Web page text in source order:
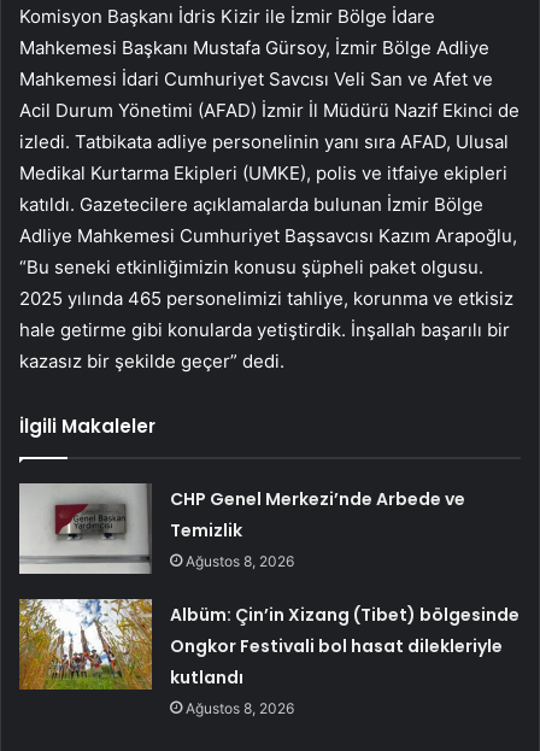
Komisyon Başkanı İdris Kizir ile İzmir Bölge İdare
Mahkemesi Başkanı Mustafa Gürsoy, İzmir Bölge Adliye
Mahkemesi İdari Cumhuriyet Savcısı Veli San ve Afet ve
Acil Durum Yönetimi (AFAD) İzmir İl Müdürü Nazif Ekinci de
izledi. Tatbikata adliye personelinin yanı sıra AFAD, Ulusal
Medikal Kurtarma Ekipleri (UMKE), polis ve itfaiye ekipleri
katıldı. Gazetecilere açıklamalarda bulunan İzmir Bölge
Adliye Mahkemesi Cumhuriyet Başsavcısı Kazım Arapoğlu,
“Bu seneki etkinliğimizin konusu şüpheli paket olgusu.
2025 yılında 465 personelimizi tahliye, korunma ve etkisiz
hale getirme gibi konularda yetiştirdik. İnşallah başarılı bir
kazasız bir şekilde geçer” dedi.
İlgili Makaleler
CHP Genel Merkezi’nde Arbede ve
Temizlik
Ağustos 8, 2026
Albüm: Çin’in Xizang (Tibet) bölgesinde
Ongkor Festivali bol hasat dilekleriyle
kutlandı
Ağustos 8, 2026